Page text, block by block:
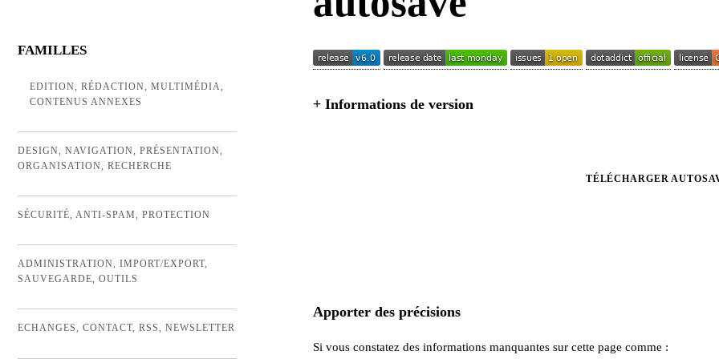
FAMILLES
EDITION, RÉDACTION, MULTIMÉDIA,
CONTENUS ANNEXES
DESIGN, NAVIGATION, PRÉSENTATION,
ORGANISATION, RECHERCHE
SÉCURITÉ, ANTI-SPAM, PROTECTION
ADMINISTRATION, IMPORT/EXPORT,
SAUVEGARDE, OUTILS
ECHANGES, CONTACT, RSS, NEWSLETTER
+Informations de version
TÉLÉCHARGER
Apporter des précisions
Si vous constatez des informations manquantes sur cette page comme :